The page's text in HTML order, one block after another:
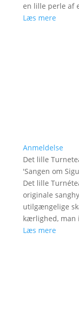
en lille perle af
Læs mere
Anmeldelse
Det lille
'Sangen om
Det lille
originale
utilgængelige
kærlighed, man
Læs mere